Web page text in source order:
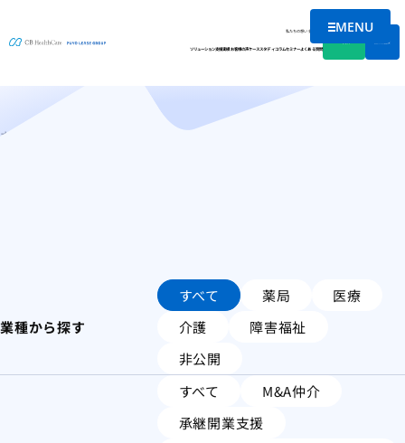
メニュー
MENU
私たちの想い会社情報
ソリューション支援実績お客様の声ケーススタディコラムセミナーよくある質問
ケーススタディ
ホーム
業種から探す
すべて 薬局
医療
介護
障害福祉
非公開
すべて
M&A仲介
承継開業支援